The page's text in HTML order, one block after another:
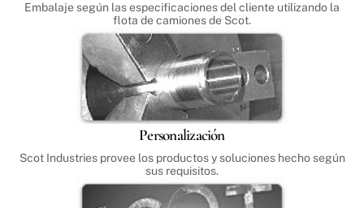
Embalaje según las especificaciones del cliente utilizando la
flota de camiones de Scot.
Personalización
Scot Industries provee los productos y soluciones hecho según
sus requisitos.